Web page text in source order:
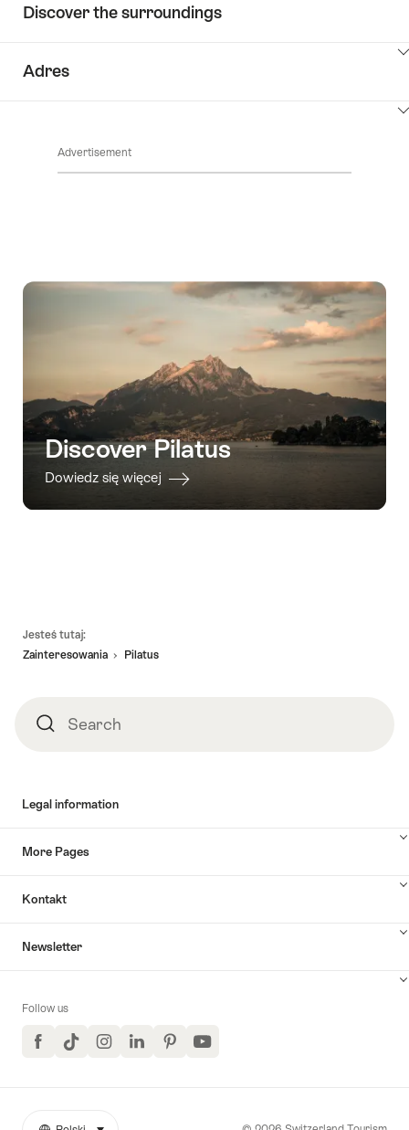
Discover the surroundings
Adres
Advertisement
Discover Pilatus
Dowiedz się więcej
Jesteś tutaj:
Zainteresowania
Pilatus
SearchSearch
Legal information
More Pages
Kontakt
Newsletter
Follow us
FacebookTikTokInstagramLinkedInPinterestYouTube